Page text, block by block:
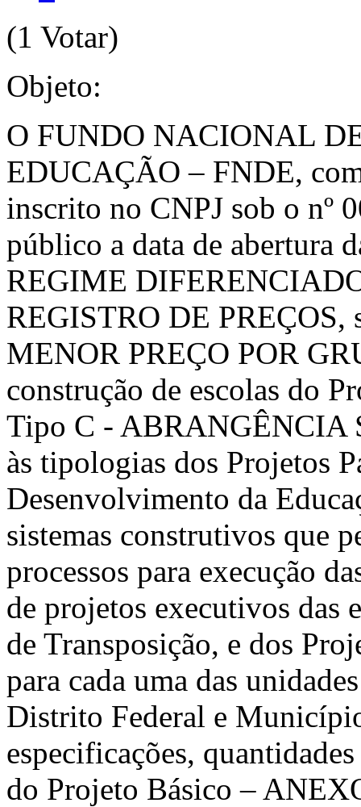
(1 Votar)
Objeto:
O FUNDO NACIONAL
EDUCAÇÃO – FNDE,
inscrito no CNPJ sob o nº
público a data de abertura
REGIME
REGISTRO DE PREÇOS,
MENOR PREÇO POR
construção de escolas do
Tipo C - ABRANGÊNCIA
às tipologias dos Projetos
Desenvolvimento da
sistemas construtivos que
processos para execução
de projetos executivos das
de Transposição, e dos
para cada uma das
Distrito Federal e
especificações,
do Projeto Básico –